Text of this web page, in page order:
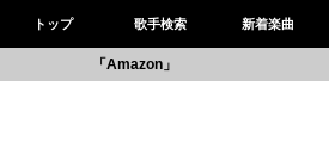
トップ 歌手検索 新着楽曲
「Amazon」